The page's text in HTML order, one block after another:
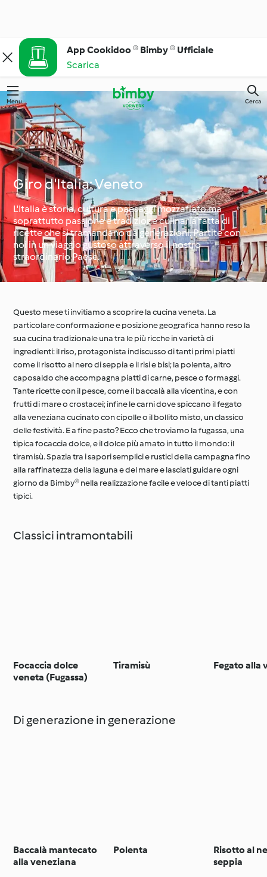
App Cookidoo ® Bimby ® Ufficiale
Scarica
Menu Cerca
Giro d'Italia: Veneto
L'Italia è storia, cultura e paesaggi mozzafiato ma
soprattutto passione e tradizione culinaria fatta di
ricette che si tramandano da generazioni. Partite con
noi in un viaggio gustoso attraverso il nostro
straordinario Paese.
Questo mese ti invitiamo a scoprire la cucina veneta. La
particolare conformazione e posizione geografica hanno reso la
sua cucina tradizionale una tra le più ricche in varietà di
ingredienti: il riso, protagonista indiscusso di tanti primi piatti
come il risotto al nero di seppia e il risi e bisi; la polenta, altro
caposaldo che accompagna piatti di carne, pesce o formaggi.
Tante ricette con il pesce, come il baccalà alla vicentina, e con
frutti di mare o crostacei; infine le carni dove spiccano il fegato
alla veneziana cucinato con cipolle o il bollito misto, un classico
delle festività. E a fine pasto? Ecco che troviamo la fugassa, una
tipica focaccia dolce, e il dolce più amato in tutto il mondo: il
tiramisù. Spazia tra i sapori semplici e rustici della campagna fino
alla raffinatezza della laguna e del mare e lasciati guidare ogni
giorno da Bimby® nella realizzazione facile e veloce di tanti piatti
tipici.
Classici intramontabili
Focaccia dolce
veneta (Fugassa)
Tiramisù Fegato alla
Di generazione in generazione
Baccalà mantecato
alla veneziana
Polenta
Risotto al
seppia